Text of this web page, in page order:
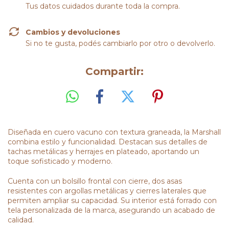
Tus datos cuidados durante toda la compra.
Cambios y devoluciones
Si no te gusta, podés cambiarlo por otro o devolverlo.
Compartir:
Diseñada en cuero vacuno con textura graneada, la Marshall
combina estilo y funcionalidad. Destacan sus detalles de
tachas metálicas y herrajes en plateado, aportando un
toque sofisticado y moderno.
Cuenta con un bolsillo frontal con cierre, dos asas
resistentes con argollas metálicas y cierres laterales que
permiten ampliar su capacidad. Su interior está forrado con
tela personalizada de la marca, asegurando un acabado de
calidad.